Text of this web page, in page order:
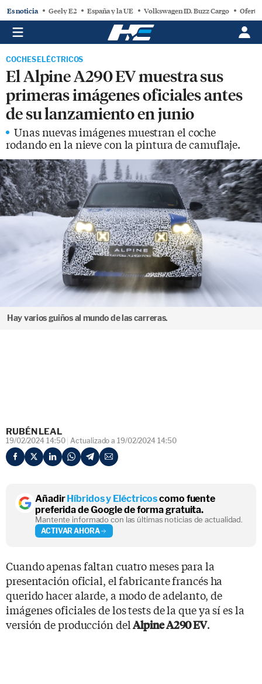
Es noticia Geely E2 España y la UE Volkswagen ID. Buzz Cargo
COCHES ELÉCTRICOS
El Alpine A290 EV muestra sus
primeras imágenes oficiales antes
de su lanzamiento en junio
Unas nuevas imágenes muestran el coche
rodando en la nieve con la pintura de camuflaje.
Hay varios guiños al mundo de las carreras.
RUBÉN LEAL
19/02/2024 14:50 Actualizado a 19/02/2024 14:50
AñadirHíbridos y Eléctricoscomo fuente
preferida de Google de forma gratuita.
Mantente informado con las últimas noticias de actualidad.
ACTIVAR AHORA
Cuando apenas faltan cuatro meses para la
presentación oficial, el fabricante francés ha
querido hacer alarde, a modo de adelanto, de
imágenes oficiales de los tests de la que ya sí es la
versión de producción delAlpine A290 EV.